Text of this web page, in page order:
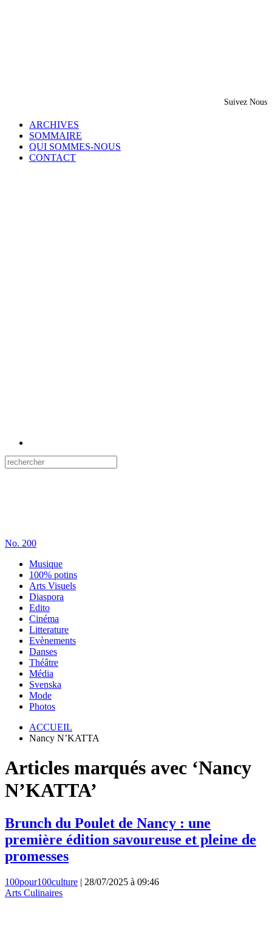
Suivez Nous
ARCHIVES
SOMMAIRE
QUI SOMMES-NOUS
CONTACT
No. 200
Musique
100% potins
Arts Visuels
Diaspora
Edito
Cinéma
Litterature
Evènements
Danses
Théâtre
Média
Svenska
Mode
Photos
ACCUEIL
Nancy N’KATTA
Articles marqués avec ‘Nancy
N’KATTA’
Brunch du Poulet de Nancy : une
première édition savoureuse et pleine de
promesses
100pour100culture | 28/07/2025 à 09:46
Arts Culinaires